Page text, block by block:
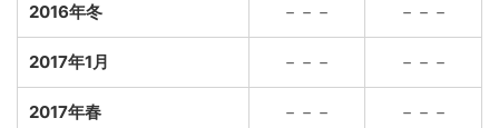
2016年冬 －－－ －－－
2017年1月 －－－ －－－
2017年春 －－－ －－－